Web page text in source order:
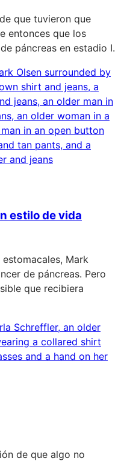
que tuvieron que
entonces que los
páncreas en estadio I.
estilo de vida
Mark
de páncreas. Pero
que recibiera
de que algo no